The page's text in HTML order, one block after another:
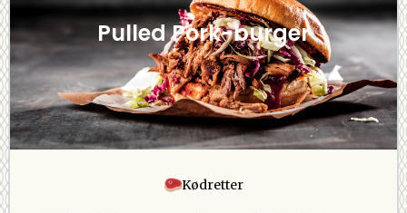
Pulled Pork-burger
Kødretter